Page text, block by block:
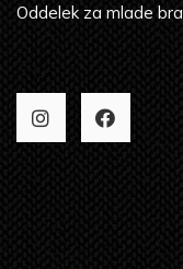
Oddelek za mlade